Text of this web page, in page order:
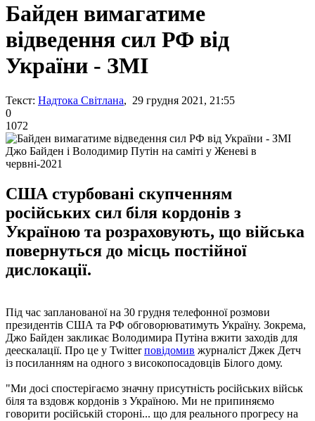
Байден вимагатиме
відведення сил РФ від
України - ЗМІ
Текст: Надтока Світлана, 29 грудня 2021, 21:55
0
1072
Джо Байден і Володимир Путін на саміті у Женеві в
червні-2021
США стурбовані скупченням
російських сил біля кордонів з
Україною та розраховують, що війська
повернуться до місць постійної
дислокації.
Під час запланованої на 30 грудня телефонної розмови
президентів США та РФ обговорюватимуть Україну. Зокрема,
Джо Байден закликає Володимира Путіна вжити заходів для
деескалації. Про це у Twitterповідомив журналіст Джек Детч
із посиланням на одного з високопосадовців Білого дому.
"Ми досі спостерігаємо значну присутність російських військ
біля та вздовж кордонів з Україною. Ми не припиняємо
говорити російській стороні... що для реального прогресу на